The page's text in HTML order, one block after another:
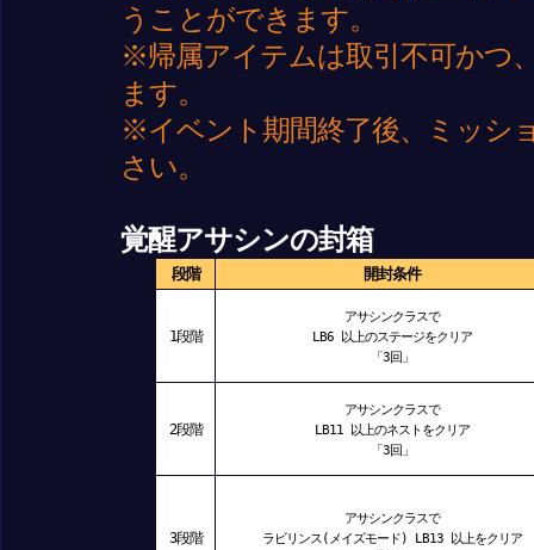
うことができます。
※帰属アイテムは取引不可かつ
ます。
※イベント期間終了後、ミッシ
さい。
覚醒アサシンの封箱
段階 開封条件
1段階
アサシンクラスで
LB6 以上のステージをクリア
「3回」
2段階
アサシンクラスで
LB11 以上のネストをクリア
「3回」
3段階
アサシンクラスで
ラビリンス(メイズモード) LB13 以上をクリア